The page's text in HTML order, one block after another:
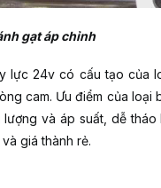
gạt áp chỉnh
lực 24v có cấu tạo của
cam. Ưu điểm của loại
và áp suất, dễ tháo
giá thành rẻ.